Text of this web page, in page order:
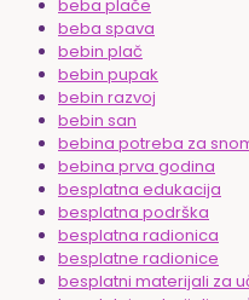
beba plače
beba spava
bebin plač
bebin pupak
bebin razvoj
bebin san
bebina potreba za
bebina prva godina
besplatna edukacija
besplatna podrška
besplatna radionica
besplatne radionice
besplatni materijali za